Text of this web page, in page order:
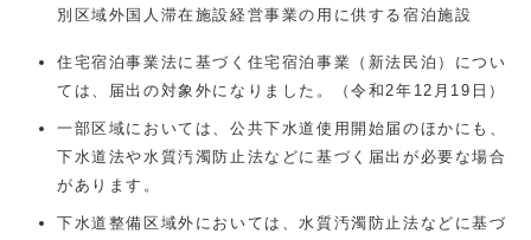
別区域外国人滞在施設経営事業の⽤に供する宿泊施設
住宅宿泊事業法に基づく住宅宿泊事業（新法民泊）につい
ては、届出の対象外になりました。（令和2年12⽉19⽇）
⼀部区域においては、公共下⽔道使⽤開始届のほかにも、
下水道法や水質汚濁防⽌法などに基づく届出が必要な場合
があります。
下水道整備区域外においては、水質汚濁防止法などに基づ